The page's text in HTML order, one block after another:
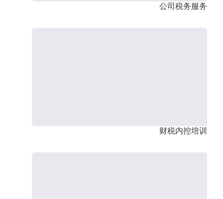
公司税务服务
财税内控培训